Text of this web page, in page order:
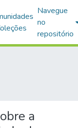
Navegue
no
repositório
a